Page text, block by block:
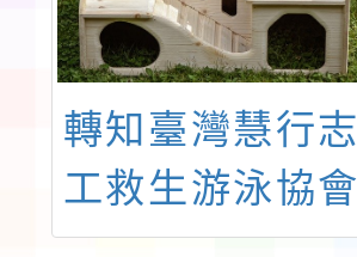
轉知臺灣慧行志
工救生游泳協會
辦理「2025年